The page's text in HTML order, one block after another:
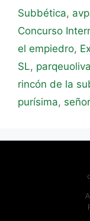
Subbética,
Concurso
el empiedro,
SL,
rincón de la
purísima,